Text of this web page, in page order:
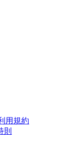
用規約
則